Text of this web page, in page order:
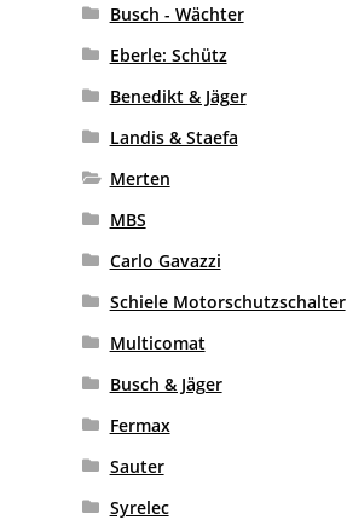
Busch - Wächter
Eberle: Schütz
Benedikt & Jäger
Landis & Staefa
Merten
MBS
Carlo Gavazzi
Schiele Motorschutzschalter
Multicomat
Busch & Jäger
Fermax
Sauter
Syrelec